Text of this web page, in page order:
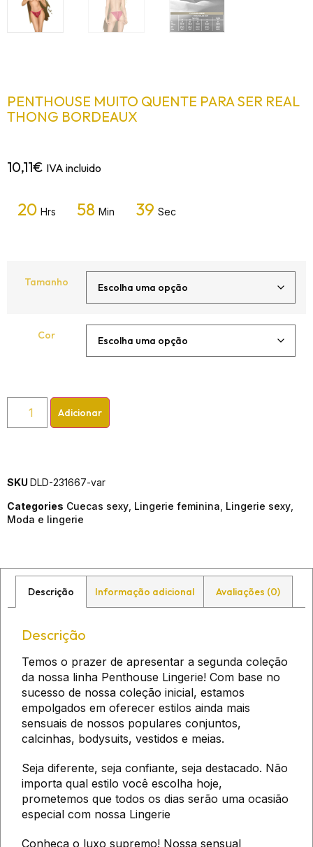
PENTHOUSE MUITO QUENTE PARA SER REAL
THONG BORDEAUX
10,11€ IVA incluido
20 Hrs 58 Min 39 Sec
Tamanho
Cor
Adicionar
SKU DLD-231667-var
Categories Cuecas sexy Lingerie feminina Lingerie sexy
Moda e lingerie
Descrição Informação adicional Avaliações (0)
Descrição
Temos o prazer de apresentar a segunda coleção
da nossa linha Penthouse Lingerie! Com base no
sucesso de nossa coleção inicial, estamos
empolgados em oferecer estilos ainda mais
sensuais de nossos populares conjuntos,
calcinhas, bodysuits, vestidos e meias.
Seja diferente, seja confiante, seja destacado. Não
importa qual estilo você escolha hoje,
prometemos que todos os dias serão uma ocasião
especial com nossa Lingerie
Conheça o luxo supremo! Nossa sensual